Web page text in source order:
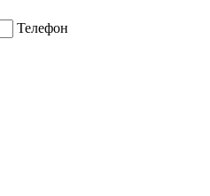
Телефон